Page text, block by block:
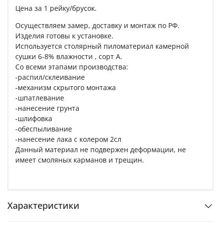
Цена за 1 рейку/брусок.
Осуществляем замер, доставку и монтаж по РФ.
Изделия готовы к установке.
Используется столярный пиломатериал камерной
сушки 6-8% влажности , сорт A.
Со всеми этапами производства:
-распил/склеивание
-механизм скрытого монтажа
-шпатлевание
-нанесение грунта
-шлифовка
-обеспыливание
-нанесение лака с колером 2сл
Данный материал не подвержен деформации, не
имеет смоляных карманов и трещин.
Характеристики